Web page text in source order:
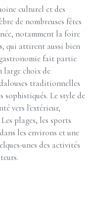
culturel et des
de nombreuses fêtes
notamment la foire
qui attirent aussi bien
fait partie
large choix de
traditionnelles
sophistiqués. Le style de
vers l'extérieur,
plages, les sports
les environs et une
unes des activités